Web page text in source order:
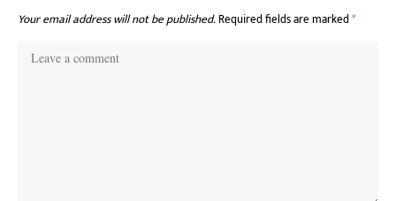
Your email address will not be published.Required fields are marked*